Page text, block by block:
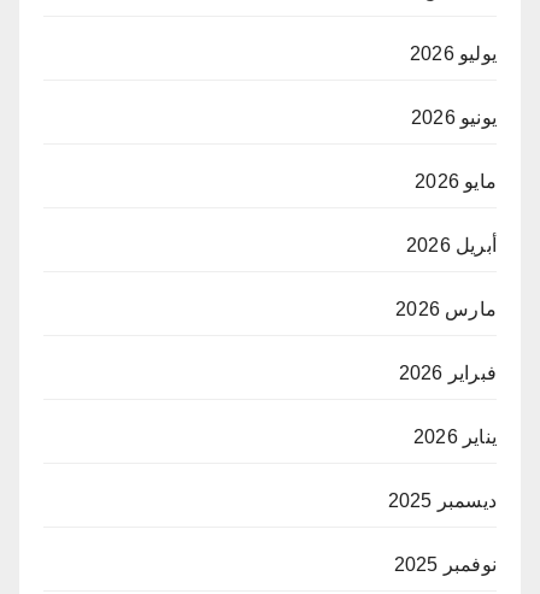
يوليو 2026
يونيو 2026
مايو 2026
أبريل 2026
مارس 2026
فبراير 2026
يناير 2026
ديسمبر 2025
نوفمبر 2025